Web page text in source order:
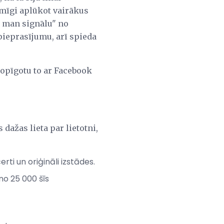
aplūkot vairākus
signālu" no
arī spieda
to ar Facebook
dažas lieta par lietotni,
un oriģināli izstādes.
25 000 šīs